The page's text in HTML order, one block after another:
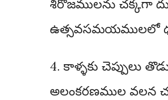
శిరోజములను చక్కగా
ఉత్సవసమయములలో
4. కాళ్ళకు చెప్పులు
అలంకరణముల వలన